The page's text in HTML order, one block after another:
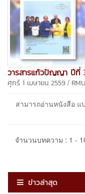
วารสารแก้วปัญญา ปีที่
ศุกร์ 1 เมษายน 2559 /
สามารถอ่านหนังสือ แ
จำนวนบทความ : 1 -
ข่าวล่าสุด